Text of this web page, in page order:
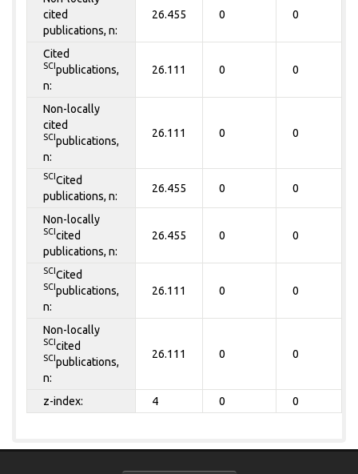
cited
publications, n:
26.455 0 0
Cited
SCI publications,
n:
26.111 0 0
Non-locally
cited
SCI publications,
n:
26.111 0 0
SCI Cited
publications, n:
26.455 0 0
Non-locally
SCI cited
publications, n:
26.455 0 0
SCI Cited
SCI publications,
n:
26.111 0 0
Non-locally
SCI cited
SCI publications,
n:
26.111 0 0
z-index: 4 0 0